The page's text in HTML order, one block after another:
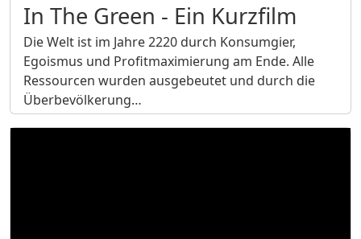
In The Green - Ein Kurzfilm
Die Welt ist im Jahre 2220 durch Konsumgier,
Egoismus und Profitmaximierung am Ende. Alle
Ressourcen wurden ausgebeutet und durch die
Überbevölkerung…